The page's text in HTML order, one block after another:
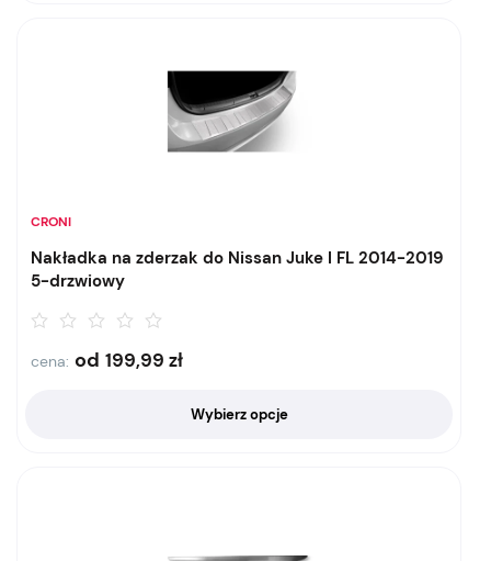
CRONI
Nakładka na zderzak do Nissan Juke I FL 2014-2019
5-drzwiowy
cena: od 199,99 zł
Wybierz opcje